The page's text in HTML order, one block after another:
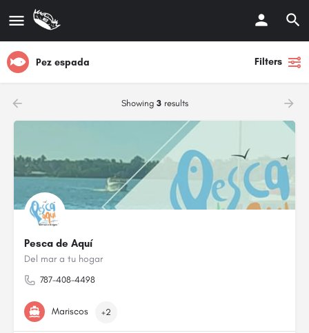
Pez espada Filters
Showing 3results
Pesca de Aquí
Del mar a tu hogar
787-408-4498
Mariscos +2